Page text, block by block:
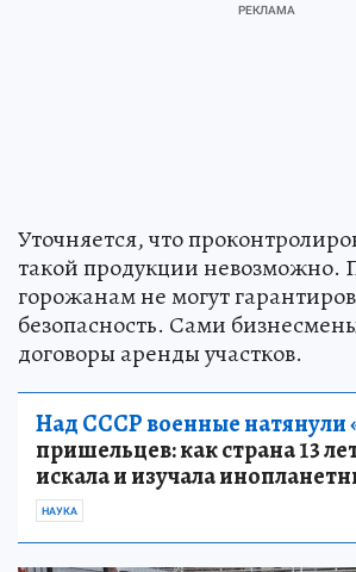
Уточняется, что
такой продукции невозможно.
горожанам не могут
безопасность. Сами
договоры аренды участков.
Над СССР военные натянули
пришельцев: как страна 13
искала и изучала
НАУКА